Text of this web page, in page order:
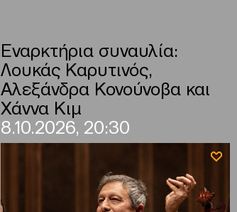
Εναρκτήρια συναυλία:
Λουκάς Καρυτινός,
Αλεξάνδρα Κονούνοβα και
Χάννα Κιμ
8.10.2026, 20:30